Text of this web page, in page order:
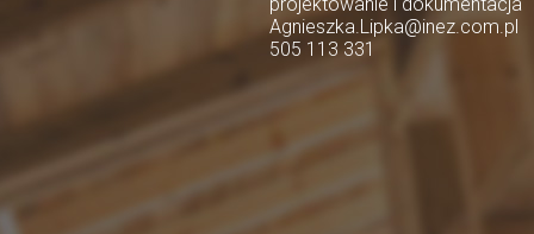
Agnieszka.Lipka@inez.com.pl
505 113 331